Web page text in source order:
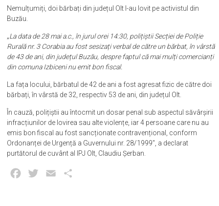
Nemulțumiți, doi bărbați din județul Olt l-au lovit pe activistul din
Buzău.
„La data de 28 mai a.c., în jurul orei 14:30, polițiștii Secției de Poliție
Rurală nr. 3 Corabia au fost sesizați verbal de către un bărbat, în vârstă
de 43 de ani, din județul Buzău, despre faptul că mai mulți comercianți
din comuna Izbiceni nu emit bon fiscal.
La fața locului, bărbatul de 42 de ani a fost agresat fizic de către doi
bărbați, în vârstă de 32, respectiv 53 de ani, din județul Olt.
În cauză, polițiștii au întocmit un dosar penal sub aspectul săvârșirii
infracțiunilor de lovirea sau alte violențe, iar 4 persoane care nu au
emis bon fiscal au fost sancționate contravențional, conform
Ordonanței de Urgență a Guvernului nr. 28/1999″, a declarat
purtătorul de cuvânt al IPJ Olt, Claudiu Șerban.
Facebook
Twitter Email